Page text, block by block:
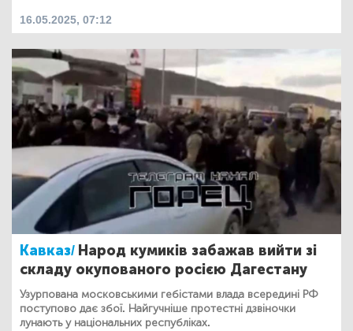
16.05.2025, 07:12
Кавказ/ Народ кумиків забажав вийти зі
складу окупованого росією Дагестану
Узурпована московськими гебістами влада всередині РФ
поступово дає збої. Найгучніше протестні дзвіночки
лунають у національних республіках.